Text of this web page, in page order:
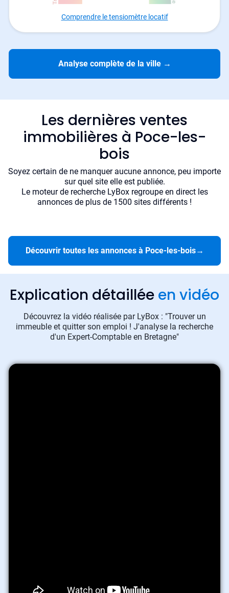
Comprendre le tensiomètre locatif
Analyse complète de la ville →
Les dernières ventes
immobilières à Poce-les-
bois
Soyez certain de ne manquer aucune annonce, peu importe
sur quel site elle est publiée.
Le moteur de recherche LyBox regroupe en direct les
annonces de plus de 1500 sites différents !
Découvrir toutes les annonces à Poce-les-bois→
Explication détaillée en vidéo
Découvrez la vidéo réalisée par LyBox : "Trouver un
immeuble et quitter son emploi ! J'analyse la recherche
d'un Expert-Comptable en Bretagne"